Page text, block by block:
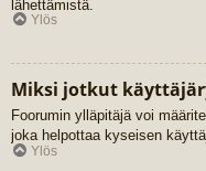
lähettämistä.
Ylös
Miksi jotkut
Foorumin ylläpitäjä voi
joka helpottaa kyseisen
Ylös